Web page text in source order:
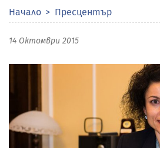
Начало Пресцентър
14 Октомври 2015